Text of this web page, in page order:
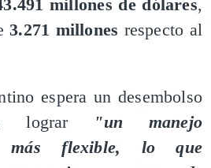
millones de dólares,
3.271 millones respecto al
espera un desembolso
lograr
"un manejo
más flexible, lo que